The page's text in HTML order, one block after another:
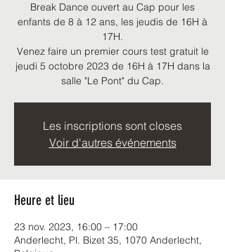
Break Dance ouvert au Cap pour les
enfants de 8 à 12 ans, les jeudis de 16H à
17H.
Venez faire un premier cours test gratuit le
jeudi 5 octobre 2023 de 16H à 17H dans la
Les inscriptions sont closes
Voir d'autres événements
Heure et lieu
23 nov. 2023, 16:00 – 17:00
Anderlecht, Pl. Bizet 35, 1070 Anderlecht,